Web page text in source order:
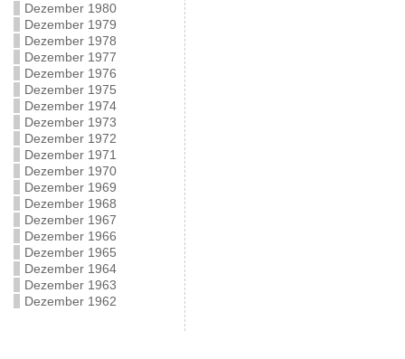
Dezember 1980
Dezember 1979
Dezember 1978
Dezember 1977
Dezember 1976
Dezember 1975
Dezember 1974
Dezember 1973
Dezember 1972
Dezember 1971
Dezember 1970
Dezember 1969
Dezember 1968
Dezember 1967
Dezember 1966
Dezember 1965
Dezember 1964
Dezember 1963
Dezember 1962